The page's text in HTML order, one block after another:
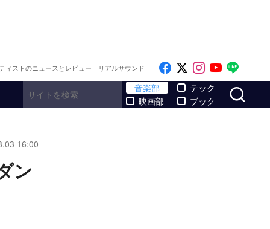
ィストのニュースとレビュー｜リアルサウンド Like on Facebook
Follow on x
Follow on
Follow
音楽部
映画部
テック
ブック
16:00
ン